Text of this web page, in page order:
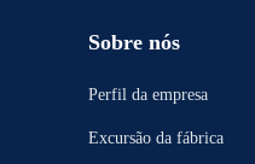
Sobre nós
Perfil da empresa
Excursão da fábrica